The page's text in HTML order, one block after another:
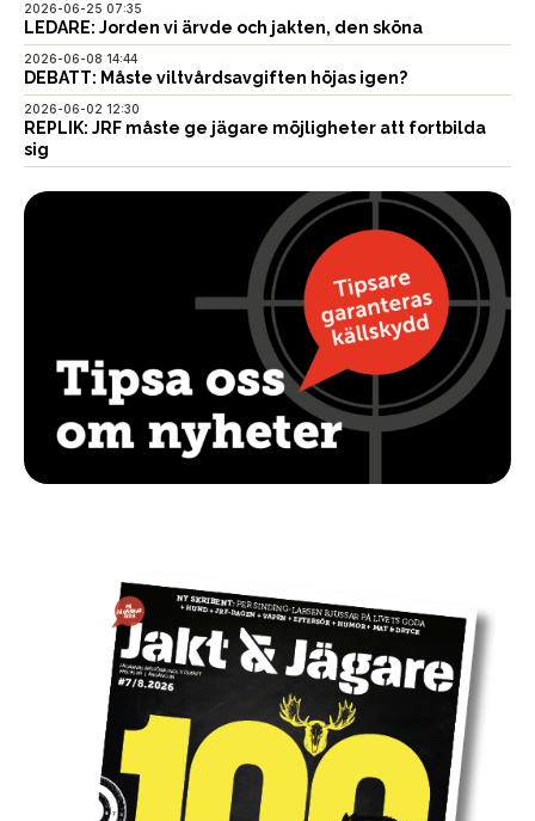
2026-06-25 07:35
LEDARE: Jorden vi ärvde och jakten, den sköna
2026-06-08 14:44
DEBATT: Måste viltvårdsavgiften höjas igen?
2026-06-02 12:30
REPLIK: JRF måste ge jägare möjligheter att fortbilda
sig